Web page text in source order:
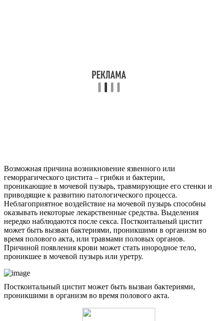
Возможная причина возникновение язвенного или
геморрагического цистита – грибки и бактерии,
проникающие в мочевой пузырь, травмирующие его стенки и
приводящие к развитию патологического процесса.
Неблагоприятное воздействие на мочевой пузырь способны
оказывать некоторые лекарственные средства. Выделения
нередко наблюдаются после секса. Посткоитальный цистит
может быть вызван бактериями, проникшими в организм во
время полового акта, или травмами половых органов.
Причиной появления крови может стать инородное тело,
проникшее в мочевой пузырь или уретру.
Посткоитальный цистит может быть вызван бактериями,
проникшими в организм во время полового акта.